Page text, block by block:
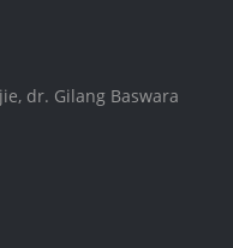
dr. Gilang Baswara